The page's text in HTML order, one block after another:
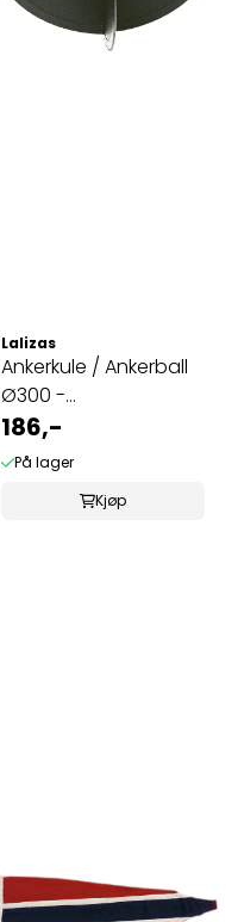
Lalizas
Ankerkule / Ankerball
Ø300 -
Sammenleggbar
186,-
På lager
Kjøp